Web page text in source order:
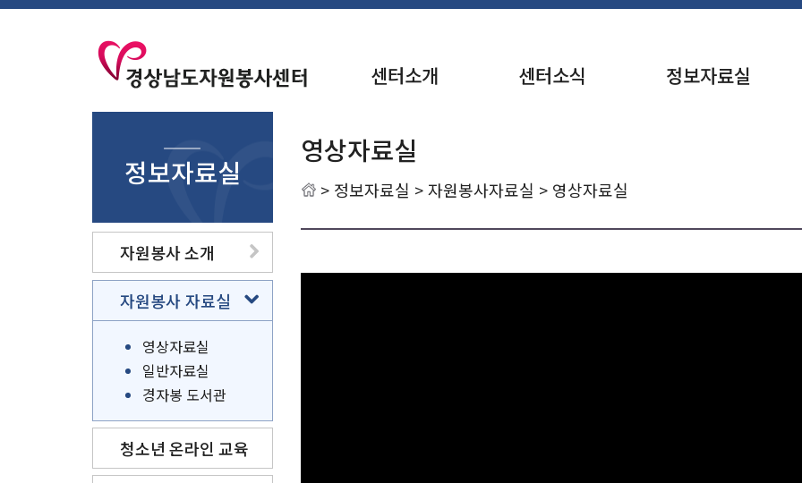
센터소개 센터소식 정보자료실
정보자료실
자원봉사 소개
자원봉사 자료실
영상자료실
일반자료실
경자봉 도서관
청소년 온라인 교육
영상자료실
> 정보자료실 >자원봉사자료실 > 영상자료실